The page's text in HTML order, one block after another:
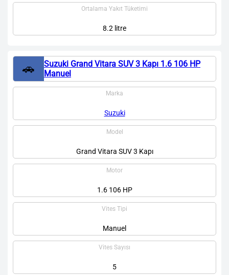
Ortalama Yakıt Tüketimi
8.2 litre
🚗
Suzuki Grand Vitara SUV 3 Kapı 1.6 106 HP
Manuel
Marka
Suzuki
Model
Grand Vitara SUV 3 Kapı
Motor
1.6 106 HP
Vites Tipi
Manuel
Vites Sayısı
5